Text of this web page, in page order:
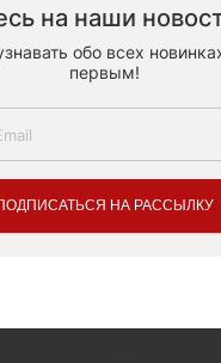
на наши
обо всех
первым!
НА РАССЫЛКУ